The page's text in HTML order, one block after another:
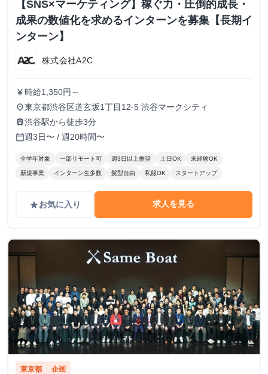
【SNS×マーケティング】稼ぐ力・圧倒的成長・
成果の数値化を求めるインターンを募集【長期イ
ンターン】
株式会社A2C
currency_yen 時給1,350円～
place東京都渋谷区道玄坂1丁目12-5 渋谷マークシティ
train渋谷駅から徒歩3分
calendar_today週3日〜 / 週20時間〜
全学年対象 一部リモート可 週3日以上推奨 土日OK 未経験OK
新規事業 インターン生多数 髪型自由 私服OK スタートアップ
gradeお気に入り 求人を見る
東京都 企画